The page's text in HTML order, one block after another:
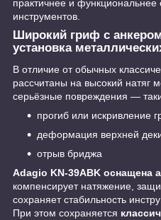
практичнее и функциональнее
инструментов.
Широкий гриф с
установка
В отличие от обычных
рассчитаны на высокий натяг
серьёзные повреждения —
прогиб или искривление
деформация верхней
отрыв бриджа
Adagio KN-39ABK оснащена
компенсирует натяжение,
сохраняет стабильность
При этом сохраняется